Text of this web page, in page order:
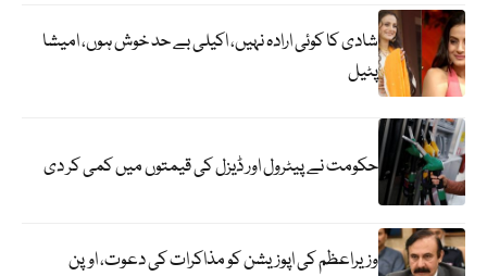
شادی کا کوئی ارادہ نہیں، اکیلی بے حد خوش ہوں، امیشا
پٹیل
حکومت نے پیٹرول اور ڈیزل کی قیمتوں میں کمی کر دی
وزیراعظم کی اپوزیشن کو مذاکرات کی دعوت، اوپن